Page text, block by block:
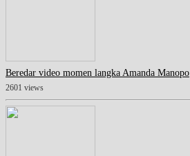
Beredar video momen langka Amanda Manopo
2601 views